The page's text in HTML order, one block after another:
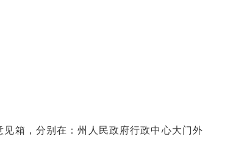
箱，分别在：州人民政府行政中心大门外